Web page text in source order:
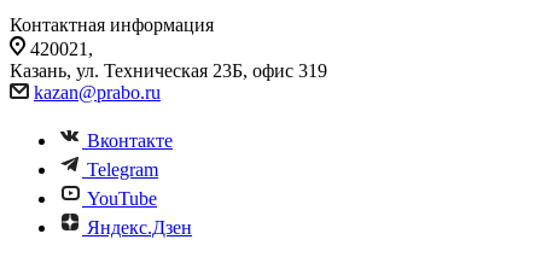
Контактная информация
420021,
Казань, ул. Техническая 23Б, офис 319
kazan@prabo.ru
Вконтакте
Telegram
YouTube
Яндекс.Дзен